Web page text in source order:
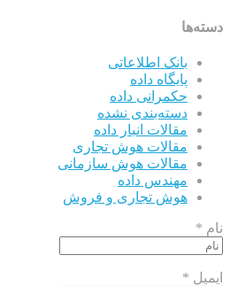
دسته‌ها
بانک اطلاعاتی
پایگاه داده
حکمرانی داده
دسته‌بندی نشده
مقالات انبار داده
مقالات هوش تجاری
مقالات هوش سازمانی
مهندس داده
هوش تجاری و فروش
نام *
ایمیل *